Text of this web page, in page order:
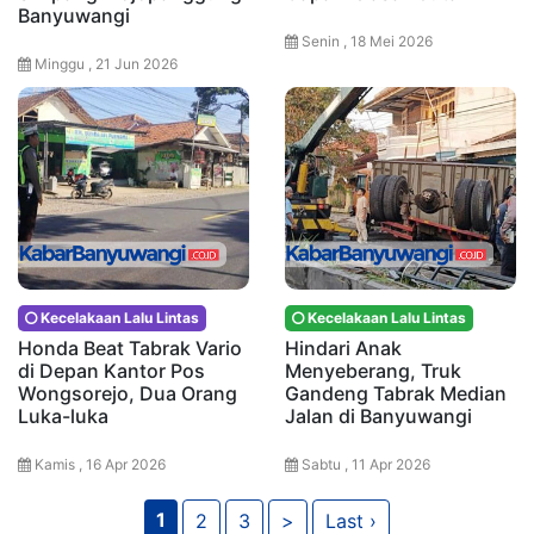
Banyuwangi
Minggu , 21 Jun 2026
Senin , 18 Mei 2026
Kecelakaan Lalu Lintas
Honda Beat Tabrak Vario
di Depan Kantor Pos
Wongsorejo, Dua Orang
Luka-luka
Kamis , 16 Apr 2026
Kecelakaan Lalu Lintas
Hindari Anak
Menyeberang, Truk
Gandeng Tabrak Median
Jalan di Banyuwangi
Sabtu , 11 Apr 2026
1 2 3 > Last ›